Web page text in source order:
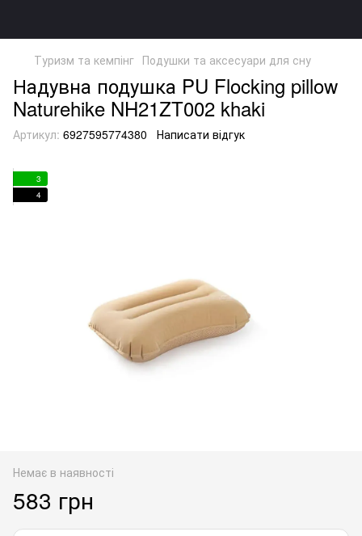
Туризм та кемпінг Подушки та аксесуари для сну
Надувна подушка PU Flocking pillow
Naturehike NH21ZT002 khaki
Артикул: 6927595774380 Написати відгук
3
4
Немає в наявності
583 грн